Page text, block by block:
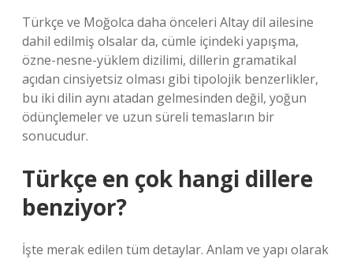
Türkçe ve Moğolca daha önceleri Altay dil ailesine
dahil edilmiş olsalar da, cümle içindeki yapışma,
özne-nesne-yüklem dizilimi, dillerin gramatikal
açıdan cinsiyetsiz olması gibi tipolojik benzerlikler,
bu iki dilin aynı atadan gelmesinden değil, yoğun
ödünçlemeler ve uzun süreli temasların bir
sonucudur.
Türkçe en çok hangi dillere
benziyor?
İşte merak edilen tüm detaylar. Anlam ve yapı olarak